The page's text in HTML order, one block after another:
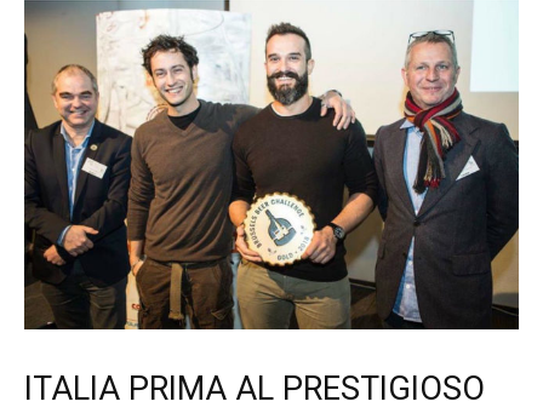
ITALIA PRIMA AL PRESTIGIOSO